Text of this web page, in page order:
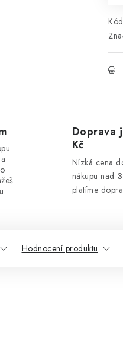
Doprava
Kč
Nízká cena
nákupu nad
platíme
Hodnocení produktu